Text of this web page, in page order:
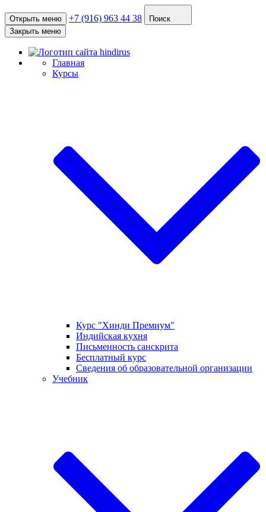
Открыть меню +7 (916) 963 44 38
Поиск
Закрыть меню
Главная
Курсы
Курс "Хинди Премиум"
Индийская кухня
Письменность санскрита
Бесплатный курс
Сведения об образовательной организации
Учебник